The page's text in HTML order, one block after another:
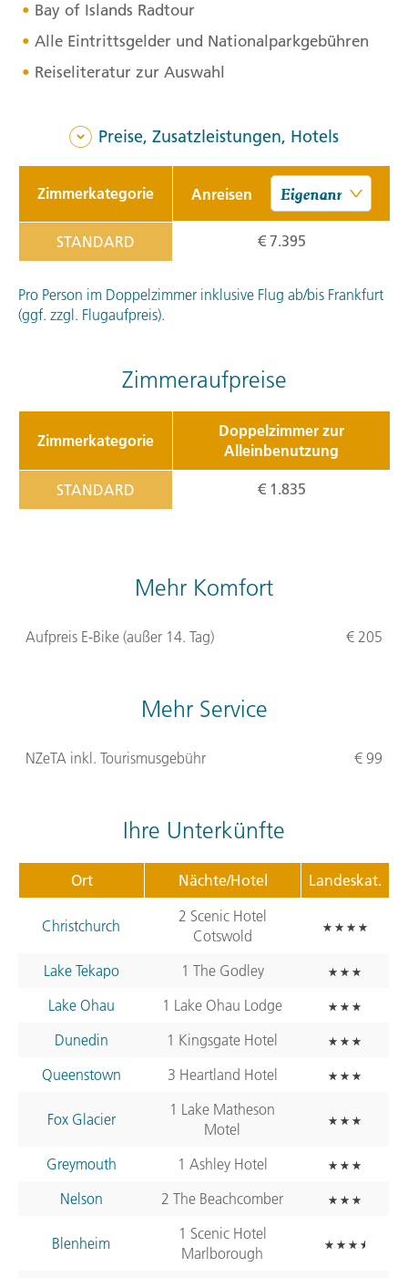
Bay of Islands Radtour
Alle Eintrittsgelder und Nationalparkgebühren
Reiseliteratur zur Auswahl
Preise, Zusatzleistungen, Hotels
Zimmerkategorie Anreisen
STANDARD € 7.395
Pro Person im Doppelzimmer inklusive Flug ab/bis Frankfurt
(ggf. zzgl. Flugaufpreis).
Zimmeraufpreise
Zimmerkategorie
Doppelzimmer zur
Alleinbenutzung
STANDARD € 1.835
Mehr Komfort
Aufpreis E-Bike (außer 14. Tag) € 205
Mehr Service
NZeTA inkl. Tourismusgebühr € 99
Ihre Unterkünfte
Ort Nächte/Hotel Landeskat.
Christchurch
2 Scenic Hotel
Cotswold
Lake Tekapo
1 The Godley
Lake Ohau
1 Lake Ohau Lodge
Dunedin
1 Kingsgate Hotel
Queenstown
3 Heartland Hotel
Fox Glacier
1 Lake Matheson
Motel
Greymouth
1 Ashley Hotel
Nelson
2 The Beachcomber
Blenheim
1 Scenic Hotel
Marlborough